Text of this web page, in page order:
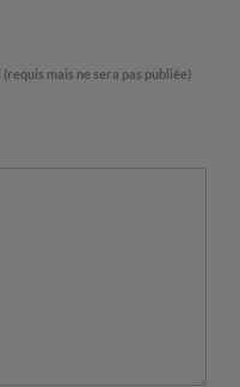
mais ne sera pas publiée)